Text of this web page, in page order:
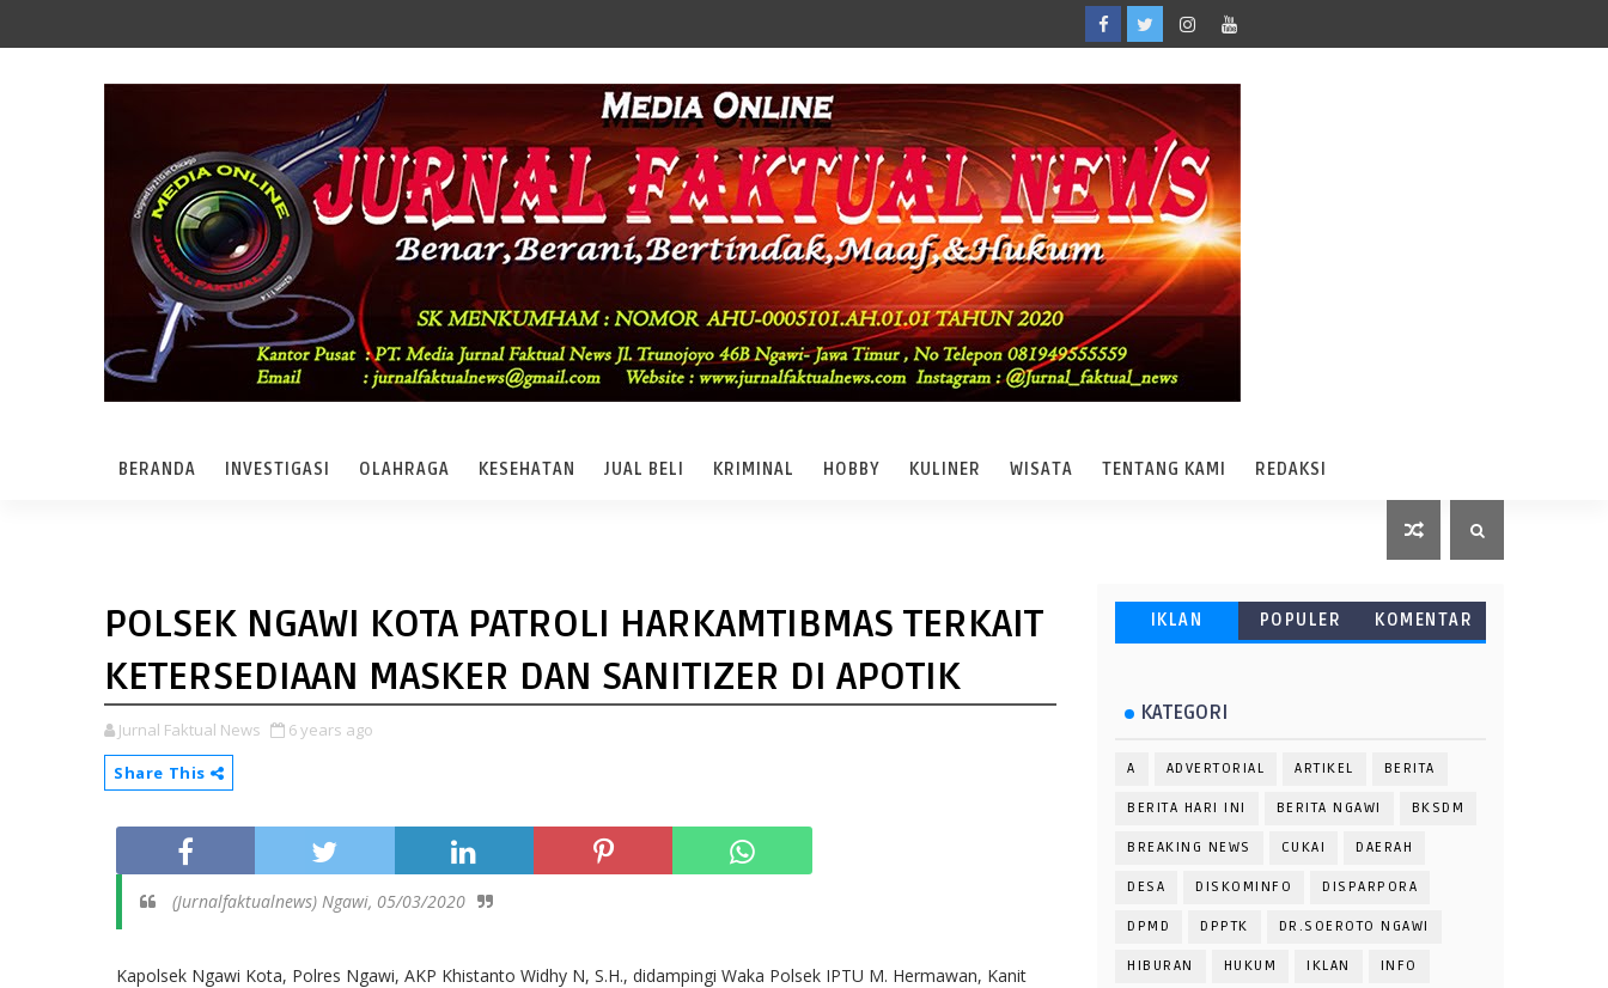
BERANDA INVESTIGASI OLAHRAGA KESEHATAN JUAL BELI KRIMINAL HOBBY KULINER WISATA TENTANG KAMI REDAKSI
POLSEK NGAWI KOTA PATROLI HARKAMTIBMAS TERKAIT
KETERSEDIAAN MASKER DAN SANITIZER DI APOTIK
Jurnal Faktual News
6 years ago
Share This
(Jurnalfaktualnews) Ngawi, 05/03/2020
Kapolsek Ngawi Kota, Polres Ngawi, AKP Khistanto Widhy N, S.H., didampingi Waka Polsek IPTU M. Hermawan, Kanit
IKLAN POPULER KOMENTAR
KATEGORI
A ADVERTORIAL ARTIKEL BERITA
BERITA HARI INI BERITA NGAWI BKSDM
BREAKING NEWS CUKAI DAERAH
DESA DISKOMINFO DISPARPORA
DPMD DPPTK DR.SOEROTO NGAWI
HIBURAN HUKUM IKLAN INFO